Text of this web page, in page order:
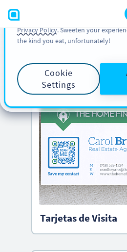
CONSEJO PRO
Tarjetas de Visita
You can also find more information
analytic activities and your rights in
Privacy Policy. Sweeten your
the kind you eat, unfortunately!
Cookie
Settings